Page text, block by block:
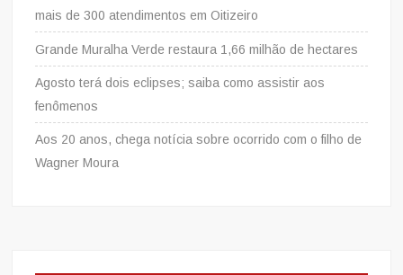
mais de 300 atendimentos em Oitizeiro
Grande Muralha Verde restaura 1,66 milhão de hectares
Agosto terá dois eclipses; saiba como assistir aos
fenômenos
Aos 20 anos, chega notícia sobre ocorrido com o filho de
Wagner Moura